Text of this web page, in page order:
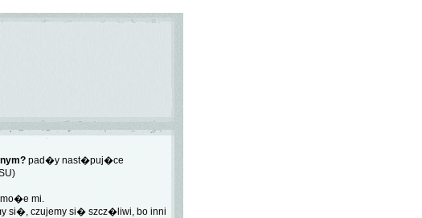
pad�y nast�puj�ce
mi.
si�, czujemy si� szcz�liwi, bo inni